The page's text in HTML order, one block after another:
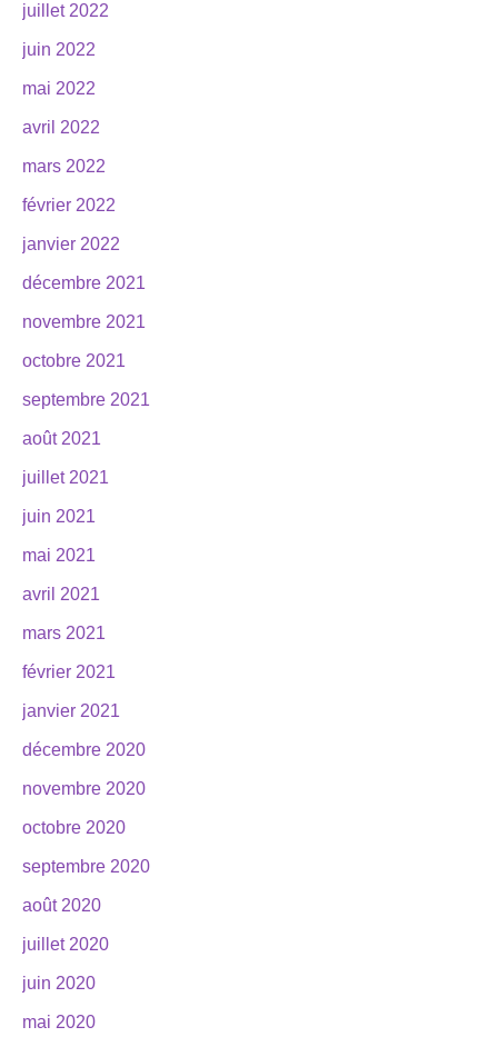
juillet 2022
juin 2022
mai 2022
avril 2022
mars 2022
février 2022
janvier 2022
décembre 2021
novembre 2021
octobre 2021
septembre 2021
août 2021
juillet 2021
juin 2021
mai 2021
avril 2021
mars 2021
février 2021
janvier 2021
décembre 2020
novembre 2020
octobre 2020
septembre 2020
août 2020
juillet 2020
juin 2020
mai 2020